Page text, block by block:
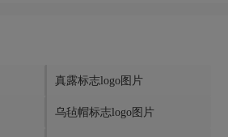
真露标志logo图片
乌毡帽标志logo图片